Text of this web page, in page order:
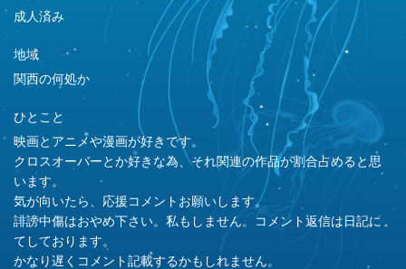
成人済み
地域
関西の何処か
ひとこと
映画とアニメや漫画が好きです。
クロスオーバーとか好きな為、それ関連の作品が割合占めると思
います。
気が向いたら、応援コメントお願いします。
誹謗中傷はおやめ下さい。私もしません。コメント返信は日記に
てしております。
かなり遅くコメント記載するかもしれません。